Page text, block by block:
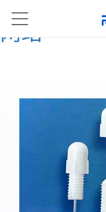
凯发一触
网站